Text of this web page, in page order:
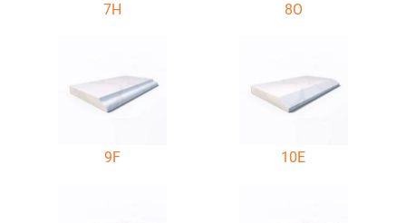
7H 8O
9F 10E